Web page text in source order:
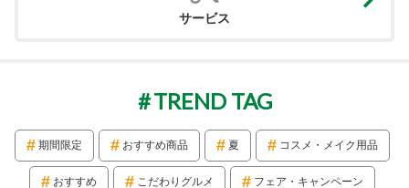
サービス
TREND TAG
期間限定 おすすめ商品 夏 コスメ・メイク用品
おすすめ こだわりグルメ フェア・キャンペーン